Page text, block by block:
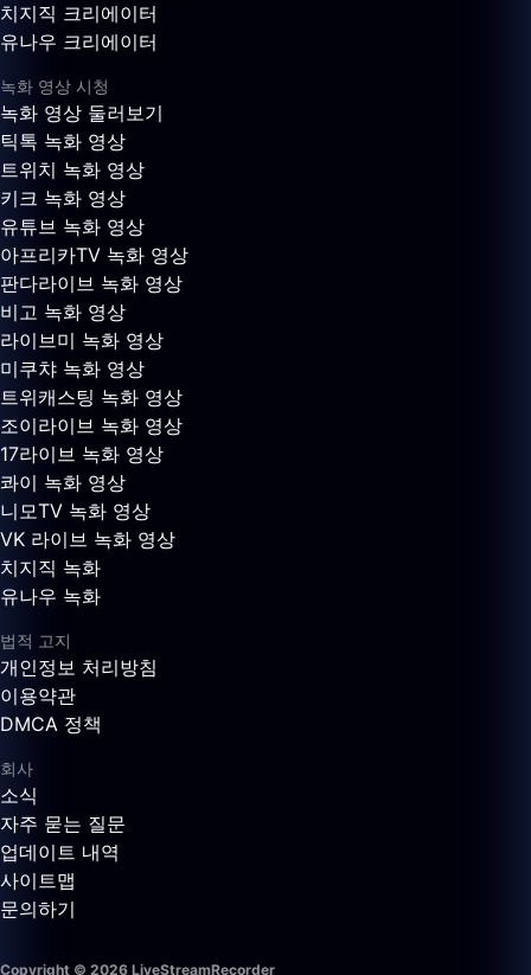
치지직 크리에이터
유나우 크리에이터
녹화 영상 시청
녹화 영상 둘러보기
틱톡 녹화 영상
트위치 녹화 영상
키크 녹화 영상
유튜브 녹화 영상
아프리카TV 녹화 영상
판다라이브 녹화 영상
비고 녹화 영상
라이브미 녹화 영상
미쿠챠 녹화 영상
트위캐스팅 녹화 영상
조이라이브 녹화 영상
17라이브 녹화 영상
콰이 녹화 영상
니모TV 녹화 영상
VK 라이브 녹화 영상
치지직 녹화
유나우 녹화
법적 고지
개인정보 처리방침
이용약관
DMCA 정책
회사
소식
자주 묻는 질문
업데이트 내역
사이트맵
문의하기
Copyright © 2026 LiveStreamRecorder